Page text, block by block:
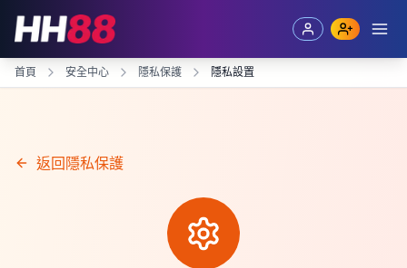
跳過導航到主要內容
首頁 安全中心 隱私保護 隱私設置
返回隱私保護